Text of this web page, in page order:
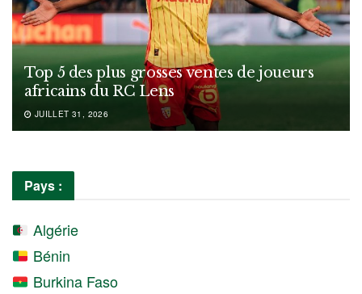
Top 5 des plus grosses ventes de joueurs
africains du RC Lens
JUILLET 31, 2026
Pays :
Algérie
Bénin
Burkina Faso